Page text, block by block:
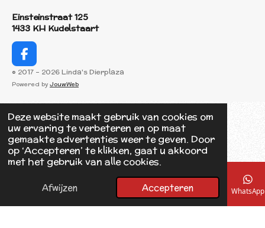
Deze website maakt gebruik van cookies om
uw ervaring te verbeteren en op maat
gemaakte advertenties weer te geven. Door
op ‘Accepteren’ te klikken, gaat u akkoord
met het gebruik van alle cookies.
Afwijzen Accepteren
Einsteinstraat 125
1433 KH Kudelstaart
F
a
c
b
o
o
k
© 2017 - 2026 Linda's Dierplaza
Powered by JouwWeb
E-mailadres Telefoonnummer Kaart Facebook WhatsApp